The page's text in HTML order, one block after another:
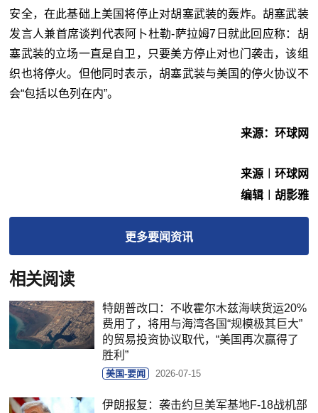
安全，在此基础上美国将停止对胡塞武装的轰炸。胡塞武装
发言人兼首席谈判代表阿卜杜勒-萨拉姆7日就此回应称：胡
塞武装的立场一直是自卫，只要美方停止对也门袭击，该组
织也将停火。但他同时表示，胡塞武装与美国的停火协议不
会“包括以色列在内”。
来源：环球网
来源︱环球网
编辑︱胡影雅
更多要闻资讯
相关阅读
特朗普改口：不收霍尔木兹海峡货运20%
费用了，将用与海湾各国“规模极其巨大”
的贸易投资协议取代，“美国再次赢得了
胜利”
美国-要闻 2026-07-15
伊朗报复：袭击约旦美军基地F-18战机部